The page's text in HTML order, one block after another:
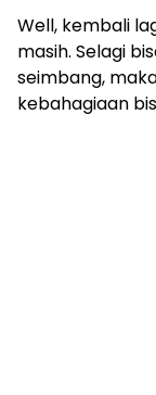
Well, kembali
masih. Selagi
seimbang,
kebahagiaan